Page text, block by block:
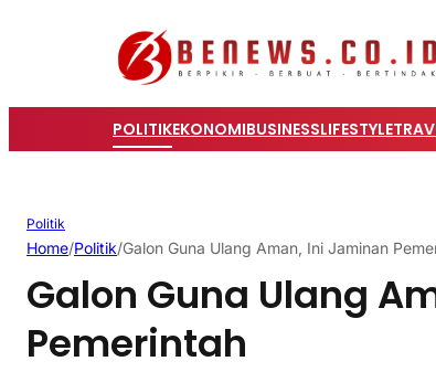
POLITIKEKONOMIBUSINESSLIFESTYLE
Politik
Home/Politik/Galon Guna Ulang Aman, Ini Jaminan
Galon Guna Ulang
Pemerintah